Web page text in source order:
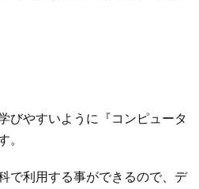
びやすいように『コンピュータ
。
で利用する事ができるので、デ